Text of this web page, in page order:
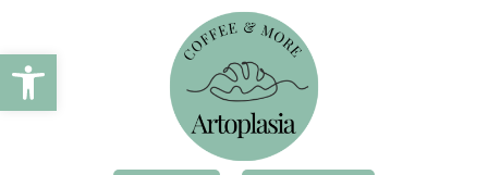
Ανοίξτε τη γραμμή εργαλείων